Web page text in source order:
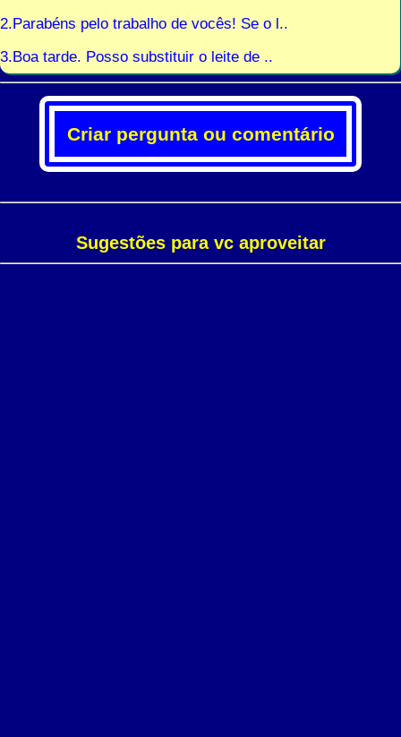
2.Parabéns pelo trabalho de vocês! Se o l..
3.Boa tarde. Posso substituir o leite de ..
Criar pergunta ou comentário
Sugestões para vc aproveitar